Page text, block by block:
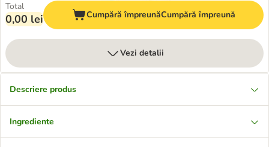
Total
0,00 lei Cumpără împreunăCumpără împreună
Vezi detalii
Descriere produs
Ingrediente